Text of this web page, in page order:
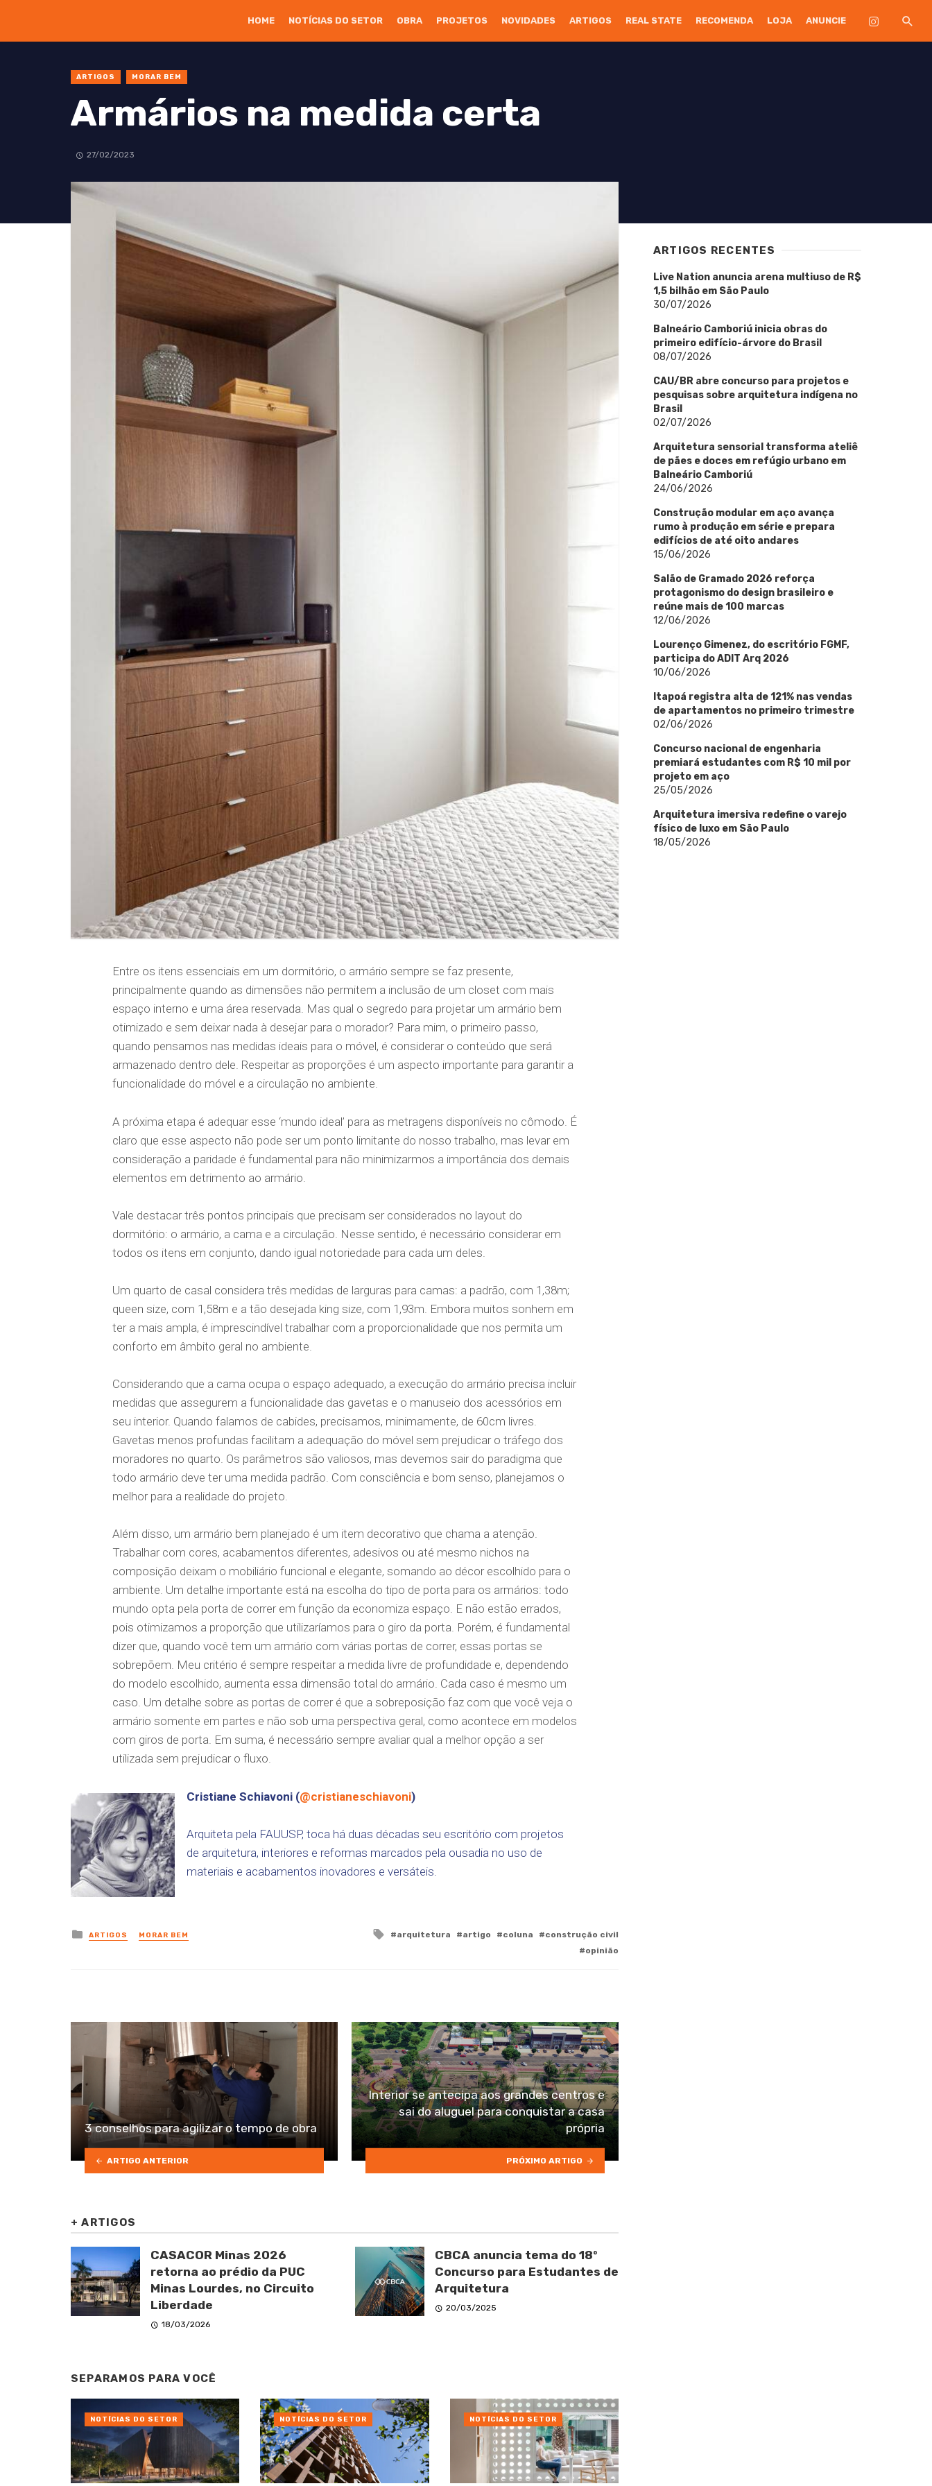
HOME NOTÍCIAS DO SETOR OBRA PROJETOS NOVIDADES ARTIGOS REAL STATE RECOMENDA LOJA ANUNCIE
ARTIGOS MORAR BEM
Armários na medida certa
27/02/2023
Entre os itens essenciais em um dormitório, o armário sempre se faz presente,
principalmente quando as dimensões não permitem a inclusão de um closet com mais
espaço interno e uma área reservada. Mas qual o segredo para projetar um armário bem
otimizado e sem deixar nada à desejar para o morador? Para mim, o primeiro passo,
quando pensamos nas medidas ideais para o móvel, é considerar o conteúdo que será
armazenado dentro dele. Respeitar as proporções é um aspecto importante para garantir a
funcionalidade do móvel e a circulação no ambiente.
A próxima etapa é adequar esse ‘mundo ideal’ para as metragens disponíveis no cômodo. É
claro que esse aspecto não pode ser um ponto limitante do nosso trabalho, mas levar em
consideração a paridade é fundamental para não minimizarmos a importância dos demais
elementos em detrimento ao armário.
Vale destacar três pontos principais que precisam ser considerados no layout do
dormitório: o armário, a cama e a circulação. Nesse sentido, é necessário considerar em
todos os itens em conjunto, dando igual notoriedade para cada um deles.
Um quarto de casal considera três medidas de larguras para camas: a padrão, com 1,38m;
queen size, com 1,58m e a tão desejada king size, com 1,93m. Embora muitos sonhem em
ter a mais ampla, é imprescindível trabalhar com a proporcionalidade que nos permita um
conforto em âmbito geral no ambiente.
Considerando que a cama ocupa o espaço adequado, a execução do armário precisa incluir
medidas que assegurem a funcionalidade das gavetas e o manuseio dos acessórios em
seu interior. Quando falamos de cabides, precisamos, minimamente, de 60cm livres.
Gavetas menos profundas facilitam a adequação do móvel sem prejudicar o tráfego dos
moradores no quarto. Os parâmetros são valiosos, mas devemos sair do paradigma que
todo armário deve ter uma medida padrão. Com consciência e bom senso, planejamos o
melhor para a realidade do projeto.
Além disso, um armário bem planejado é um item decorativo que chama a atenção.
Trabalhar com cores, acabamentos diferentes, adesivos ou até mesmo nichos na
composição deixam o mobiliário funcional e elegante, somando ao décor escolhido para o
ambiente. Um detalhe importante está na escolha do tipo de porta para os armários: todo
mundo opta pela porta de correr em função da economiza espaço. E não estão errados,
pois otimizamos a proporção que utilizaríamos para o giro da porta. Porém, é fundamental
dizer que, quando você tem um armário com várias portas de correr, essas portas se
sobrepõem. Meu critério é sempre respeitar a medida livre de profundidade e, dependendo
do modelo escolhido, aumenta essa dimensão total do armário. Cada caso é mesmo um
caso. Um detalhe sobre as portas de correr é que a sobreposição faz com que você veja o
armário somente em partes e não sob uma perspectiva geral, como acontece em modelos
com giros de porta. Em suma, é necessário sempre avaliar qual a melhor opção a ser
utilizada sem prejudicar o fluxo.
Cristiane Schiavoni (@cristianeschiavoni)
Arquiteta pela FAUUSP, toca há duas décadas seu escritório com projetos
de arquitetura, interiores e reformas marcados pela ousadia no uso de
materiais e acabamentos inovadores e versáteis.
Posted
in
ARTIGOS MORAR BEM
Tagged
arquitetura artigo coluna
construção civil
opinião
3 conselhos para agilizar o tempo de obra
ARTIGO ANTERIOR
Interior se antecipa aos grandes centros e
sai do aluguel para conquistar a casa
própria
PRÓXIMO ARTIGO
+ARTIGOS
CASACOR Minas 2026
retorna ao prédio da PUC
Minas Lourdes, no Circuito
Liberdade
18/03/2026
CBCA anuncia tema do 18º
Concurso para Estudantes de
Arquitetura
20/03/2025
SEPARAMOS PARA VOCÊ
NOTÍCIAS DO SETOR NOTÍCIAS DO SETOR NOTÍCIAS DO SETOR
ARTIGOS RECENTES
Live Nation anuncia arena multiuso de R$
1,5 bilhão em São Paulo
30/07/2026
Balneário Camboriú inicia obras do
primeiro edifício-árvore do Brasil
08/07/2026
CAU/BR abre concurso para projetos e
pesquisas sobre arquitetura indígena no
Brasil
02/07/2026
Arquitetura sensorial transforma ateliê
de pães e doces em refúgio urbano em
Balneário Camboriú
24/06/2026
Construção modular em aço avança
rumo à produção em série e prepara
edifícios de até oito andares
15/06/2026
Salão de Gramado 2026 reforça
protagonismo do design brasileiro e
reúne mais de 100 marcas
12/06/2026
Lourenço Gimenez, do escritório FGMF,
participa do ADIT Arq 2026
10/06/2026
Itapoá registra alta de 121% nas vendas
de apartamentos no primeiro trimestre
02/06/2026
Concurso nacional de engenharia
premiará estudantes com R$ 10 mil por
projeto em aço
25/05/2026
Arquitetura imersiva redefine o varejo
físico de luxo em São Paulo
18/05/2026